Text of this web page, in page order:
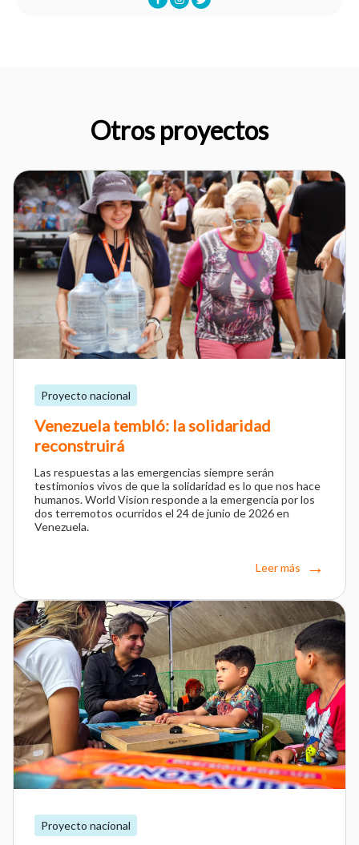
Otros proyectos
Proyecto nacional
Venezuela tembló: la solidaridad
reconstruirá
Las respuestas a las emergencias siempre serán
testimonios vivos de que la solidaridad es lo que nos hace
humanos. World Vision responde a la emergencia por los
dos terremotos ocurridos el 24 de junio de 2026 en
Venezuela.
Leer más
Proyecto nacional